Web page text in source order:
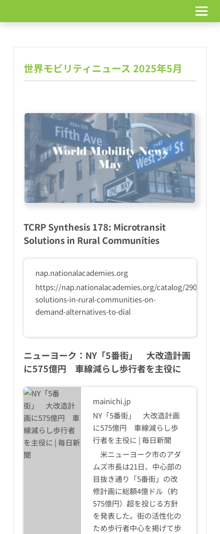
テ
世界モビリティニュース 2025年5月
TCRP Synthesis 178: Microtransit
Solutions in Rural Communities
nap.nationalacademies.org
https://nap.nationalacademies.org/catalog/29085/
solutions-in-rural-communities-on-
demand-alternatives-to-dial
ニューヨーク：NY「5番街」 大改造計画
に575億円 車線減らし歩行者を主役に
mainichi.jp
NY「5番街」 大改造計画
に575億円 車線減らし歩
行者を主役に | 毎日新聞
米ニューヨーク市のアダ
ムズ市長は21日、中心部の
目抜き通り「5番街」の改
修計画に総額4億ドル（約
575億円）超を投じる方針
を発表した。街の活性化の
ため歩行者中心を掲げて歩